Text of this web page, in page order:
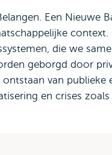
Een Nieuwe
die we
geborgd door
van
en crises